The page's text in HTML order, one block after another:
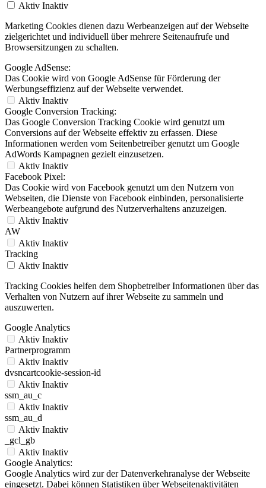
Aktiv Inaktiv
Marketing Cookies dienen dazu Werbeanzeigen auf der Webseite
zielgerichtet und individuell über mehrere Seitenaufrufe und
Browsersitzungen zu schalten.
Google AdSense:
Das Cookie wird von Google AdSense für Förderung der
Werbungseffizienz auf der Webseite verwendet.
Aktiv Inaktiv
Google Conversion Tracking:
Das Google Conversion Tracking Cookie wird genutzt um
Conversions auf der Webseite effektiv zu erfassen. Diese
Informationen werden vom Seitenbetreiber genutzt um Google
AdWords Kampagnen gezielt einzusetzen.
Aktiv Inaktiv
Facebook Pixel:
Das Cookie wird von Facebook genutzt um den Nutzern von
Webseiten, die Dienste von Facebook einbinden, personalisierte
Werbeangebote aufgrund des Nutzerverhaltens anzuzeigen.
Aktiv Inaktiv
AW
Aktiv Inaktiv
Tracking
Aktiv Inaktiv
Tracking Cookies helfen dem Shopbetreiber Informationen über das
Verhalten von Nutzern auf ihrer Webseite zu sammeln und
auszuwerten.
Google Analytics
Aktiv Inaktiv
Partnerprogramm
Aktiv Inaktiv
dvsncartcookie-session-id
Aktiv Inaktiv
ssm_au_c
Aktiv Inaktiv
ssm_au_d
Aktiv Inaktiv
_gcl_gb
Aktiv Inaktiv
Google Analytics:
Google Analytics wird zur der Datenverkehranalyse der Webseite
eingesetzt. Dabei können Statistiken über Webseitenaktivitäten